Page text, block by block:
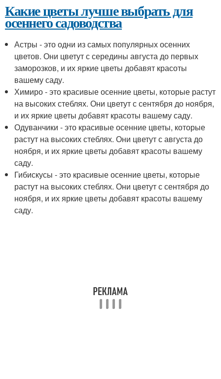
Какие цветы лучше выбрать для
осеннего садоводства
Астры - это одни из самых популярных осенних
цветов. Они цветут с середины августа до первых
заморозков, и их яркие цветы добавят красоты
вашему саду.
Химиро - это красивые осенние цветы, которые растут
на высоких стеблях. Они цветут с сентября до ноября,
и их яркие цветы добавят красоты вашему саду.
Одуванчики - это красивые осенние цветы, которые
растут на высоких стеблях. Они цветут с августа до
ноября, и их яркие цветы добавят красоты вашему
саду.
Гибискусы - это красивые осенние цветы, которые
растут на высоких стеблях. Они цветут с сентября до
ноября, и их яркие цветы добавят красоты вашему
саду.